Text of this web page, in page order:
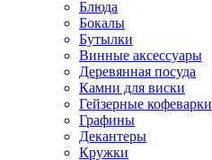
Блюда
Бокалы
Бутылки
Винные аксессуары
Деревянная посуда
Камни для виски
Гейзерные кофеварки
Графины
Декантеры
Кружки